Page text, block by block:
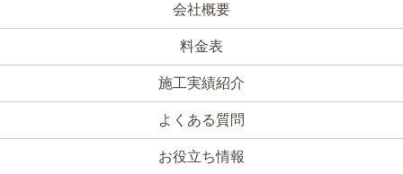
会社概要
料金表
施工実績紹介
よくある質問
お役立ち情報